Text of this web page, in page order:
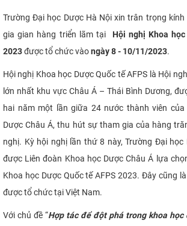
ĐẢM BẢO CHẤT LƯỢNG
KHOA HỌC CÔNG NGHỆ
HTQT
CỰU NGƯỜI HỌC
Trường Đại học Dược Hà Nội xin trân trọng
gia gian hàng triển lãm tại Hội nghị Khoa
2023được tổ chức vàongày8 - 10/11/2023.
Hội nghị Khoa học Dược Quốc tế AFPS là Hội
lớn nhất khu vực Châu Á – Thái Bình Dương,
hai năm một lần giữa 24 nước thành viên của
Dược Châu Á, thu hút sự tham gia của hàng
nghị. Kỳ hội nghị lần thứ 8 này, Trường Đại
được Liên đoàn Khoa học Dược Châu Á lựa
Khoa học Dược Quốc tế AFPS 2023. Đây cũng
được tổ chức tại Việt Nam.
Với chủ đề “Hợp tác để đột phá trong khoa học